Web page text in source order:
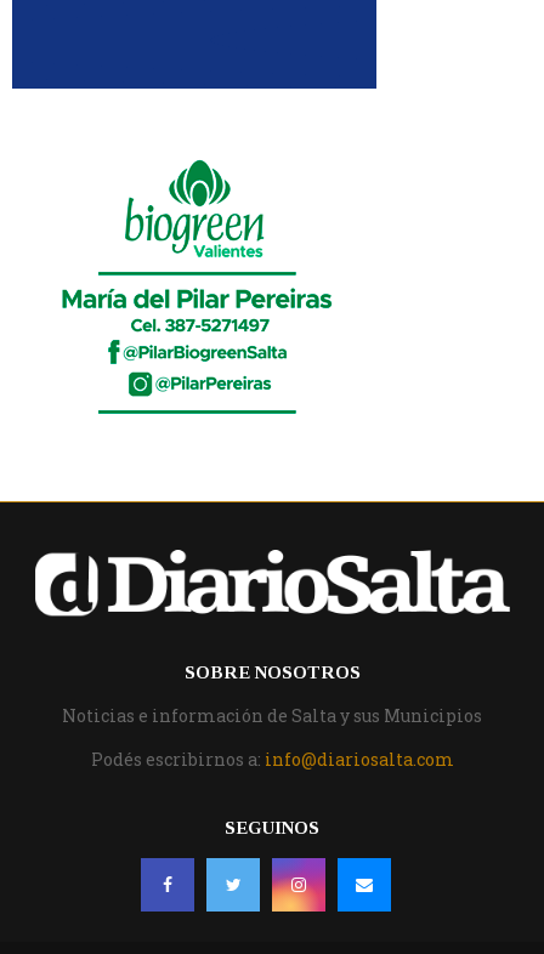
SOBRE NOSOTROS
Noticias e información de Salta y sus Municipios
Podés escribirnos a: info@diariosalta.com
SEGUINOS